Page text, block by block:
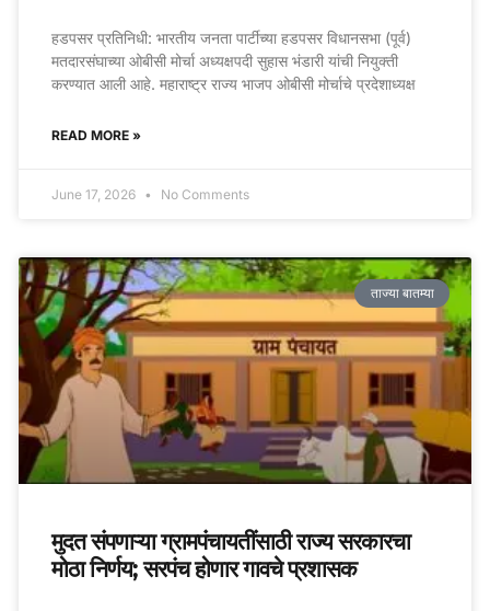
हडपसर प्रतिनिधी: भारतीय जनता पार्टीच्या हडपसर विधानसभा (पूर्व)
मतदारसंघाच्या ओबीसी मोर्चा अध्यक्षपदी सुहास भंडारी यांची नियुक्ती
करण्यात आली आहे. महाराष्ट्र राज्य भाजप ओबीसी मोर्चाचे प्रदेशाध्यक्ष
READ MORE »
June 17, 2026 No Comments
ताज्या बातम्या
मुदत संपणाऱ्या ग्रामपंचायतींसाठी राज्य सरकारचा
मोठा निर्णय; सरपंच होणार गावचे प्रशासक